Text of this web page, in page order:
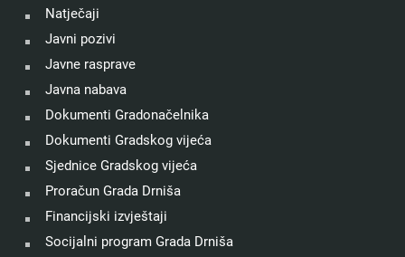
Natječaji
Javni pozivi
Javne rasprave
Javna nabava
Dokumenti Gradonačelnika
Dokumenti Gradskog vijeća
Sjednice Gradskog vijeća
Proračun Grada Drniša
Financijski izvještaji
Socijalni program Grada Drniša